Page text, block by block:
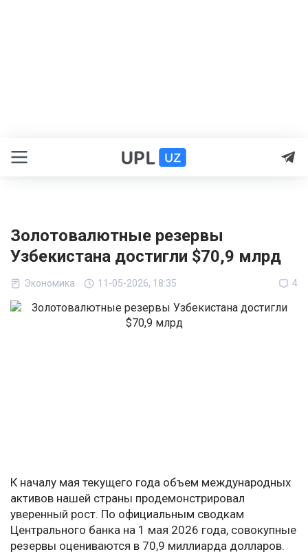
Золотовалютные резервы
Узбекистана достигли $70,9 млрд
Экономика 11-05-2026, 18:35 4
К началу мая текущего года объем международных
активов нашей страны продемонстрировал
уверенный рост. По официальным сводкам
Центрального банка на 1 мая 2026 года, совокупные
резервы оцениваются в 70,9 миллиарда долларов.